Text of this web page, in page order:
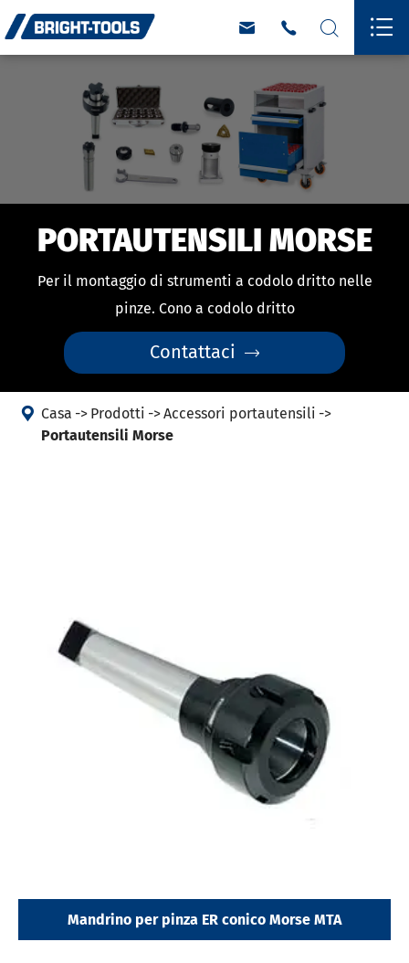
   
PORTAUTENSILI MORSE
Per il montaggio di strumenti a codolo dritto nelle
pinze. Cono a codolo dritto
Contattaci 
 Casa Prodotti
Accessori portautensili
Portautensili Morse
Mandrino per pinza ER conico Morse MTA